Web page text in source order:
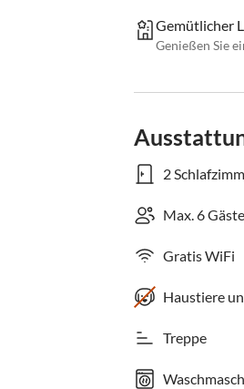
Gemütlicher
Genießen Sie
2
Max. 6 Gäste
Gratis WiFi
Haustiere
Treppe